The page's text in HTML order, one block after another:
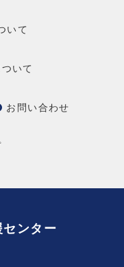
いて
いて
お問い合わせ
ンター